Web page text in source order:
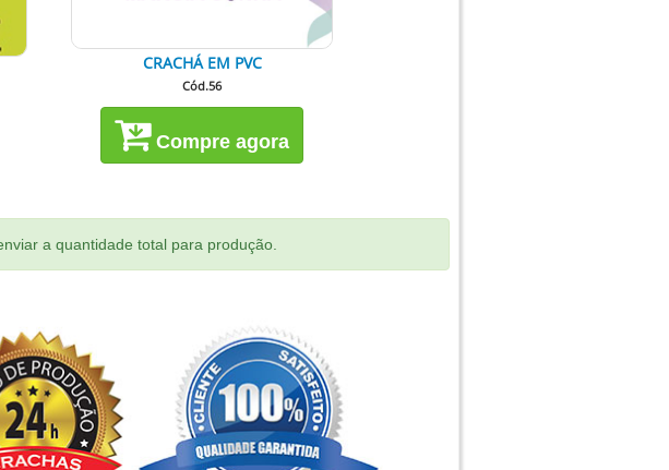
CRACHÁ EM PVC
Cód.56
Compre agora
a quantidade total para produção.